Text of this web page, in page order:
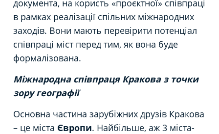
документа, на користь «проєктної» співпраці
в рамках реалізації спільних міжнародних
заходів. Вони мають перевірити потенціал
співпраці міст перед тим, як вона буде
формалізована.
Міжнародна співпраця Кракова з точки
зору географії
Основна частина зарубіжних друзів Кракова
– це міста Європи. Найбільше, аж 3 міста-